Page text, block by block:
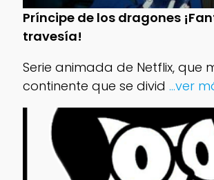
Príncipe de los dragones
travesía!
Serie animada de Netflix, que
continente que se divid ...ver